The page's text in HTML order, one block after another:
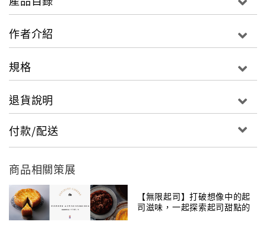
如果你是創業初期、小本經營，想減少使用半成品以降
如果你對自家咖啡有信心，想讓顧客享受咖啡與點心的
如果你本身已經是咖啡高手，還想成為一位全能咖啡館
如果你喜愛咖啡館的氛圍，希望將來能找到與咖啡相關
的工作；
如果你只是嗜吃甜點，碰巧又是個烘焙新手，想學習自
己烘焙；
如果你執著於食物的美味與來源，想親自把關店中食品
的安全；
這本《咖啡館style 點心自己做》，教你學會自製點
心，完成以上所有的需求。
作者介紹
規格
退貨說明
付款/配送
商品相關策展
【無限起司】打破想像中的起
司滋味，一起探索起司甜點的